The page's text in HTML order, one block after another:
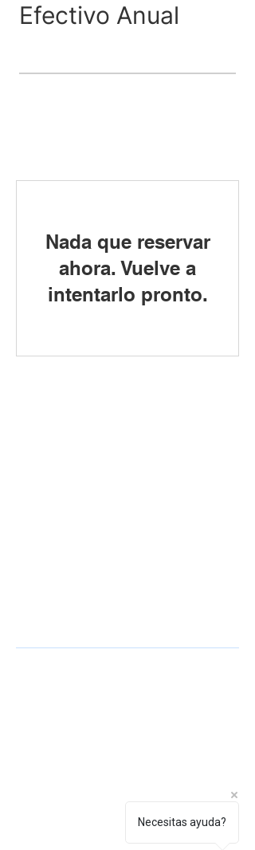
Efectivo Anual
Nada que reservar
ahora. Vuelve a
intentarlo pronto.
Necesitas ayuda?